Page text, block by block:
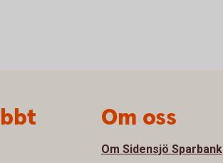
Om oss
Om Sidensjö Sparbank